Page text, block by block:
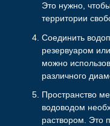
Это нужно,
территории
Соединить
резервуаром
можно
различного
Пространство
водоводом
раствором. Это